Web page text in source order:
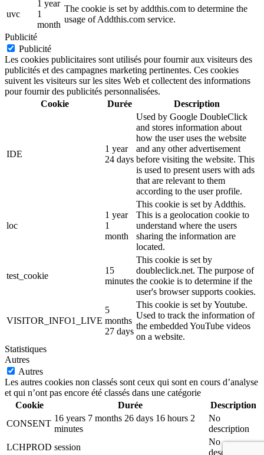
uvc
1 year
1
month
The cookie is set by addthis.com to determine the
usage of Addthis.com service.
Publicité
Publicité
Les cookies publicitaires sont utilisés pour fournir aux visiteurs des
publicités et des campagnes marketing pertinentes. Ces cookies
suivent les visiteurs sur les sites Web et collectent des informations
pour fournir des publicités personnalisées.
Cookie
Durée Description
IDE
1 year
24 days
Used by Google DoubleClick
and stores information about
how the user uses the website
and any other advertisement
before visiting the website. This
is used to present users with ads
that are relevant to them
according to the user profile.
loc
1 year
1
month
This cookie is set by Addthis.
This is a geolocation cookie to
understand where the users
sharing the information are
located.
test_cookie
15
minutes
This cookie is set by
doubleclick.net. The purpose of
the cookie is to determine if the
user's browser supports cookies.
VISITOR_INFO1_LIVE
5
months
27 days
This cookie is set by Youtube.
Used to track the information of
the embedded YouTube videos
on a website.
Statistiques
Autres
Autres
Les autres cookies non classés sont ceux qui sont en cours d’analyse
et qui n’ont pas encore été classés dans une catégorie
Cookie
Durée
Description
CONSENT
16 years 7 months 26 days 16 hours 2
minutes
No
description
LCHPROD session
No
description